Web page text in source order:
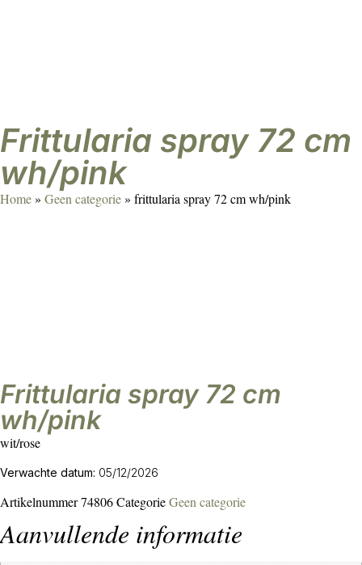
frittularia spray 72 cm
wh/pink
Home» Geen categorie» frittularia spray 72 cm wh/pink
frittularia spray 72 cm
wh/pink
wit/rose
Verwachte datum: 05/12/2026
Artikelnummer74806CategorieGeen categorie
Aanvullende informatie